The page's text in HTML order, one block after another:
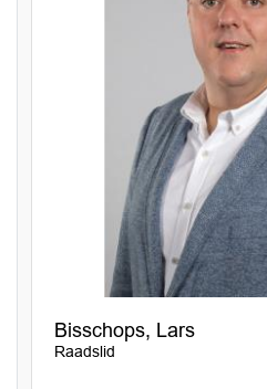
Bisschops, Lars
Raadslid